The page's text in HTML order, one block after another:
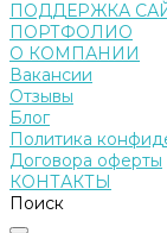
ПОДДЕРЖКА
ПОРТФОЛИО
О КОМПАНИИ
Вакансии
Отзывы
Блог
Политика
Договора оферты
КОНТАКТЫ
Поиск